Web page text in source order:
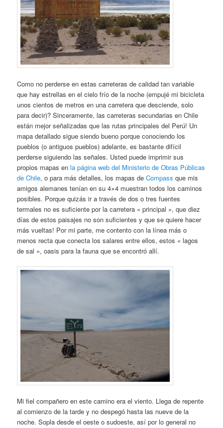
Como no perderse en estas carreteras de calidad tan variable
que hay estrellas en el cielo frío de la noche (empujé mi bicicleta
unos cientos de metros en una carretera que desciende, solo
para decir)? Sinceramente, las carreteras secundarias en Chile
están mejor señalizadas que las rutas principales del Perú! Un
mapa detallado sigue siendo bueno porque conociendo los
pueblos (o antiguos pueblos) adelante, es bastante difícil
perderse siguiendo las señales. Usted puede imprimir sus
propios mapas enla página web del Ministerio de Obras Públicas
de Chile, o para más detalles, los mapas deCompass que mis
amigos alemanes tenían en su 4×4 muestran todos los caminos
posibles. Porque quizás ir a través de dos o tres fuentes
termales no es suficiente por la carretera « principal », que diez
días de estos paisajes no son suficientes y que se quiere hacer
más vueltas! Por mi parte, me contento con la línea más o
menos recta que conecta los salares entre ellos, estos « lagos
de sal », oasis para la fauna que se encontró allí.
Mi fiel compañero en este camino era el viento. Llega de repente
al comienzo de la tarde y no despegó hasta las nueve de la
noche. Sopla desde el oeste o sudoeste, así por lo general no